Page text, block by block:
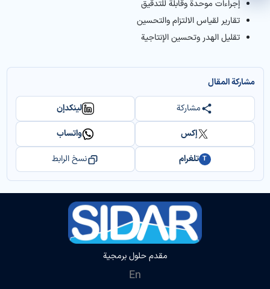
إجراءات موحدة وقابلة للتدقيق
تقارير لقياس الالتزام والتحسين
تقليل الهدر وتحسين الإنتاجية
مشاركة المقال
مشاركة
لينكدإن
إكس
واتساب
T تلغرام نسخ الرابط
مقدم حلول برمجية
En